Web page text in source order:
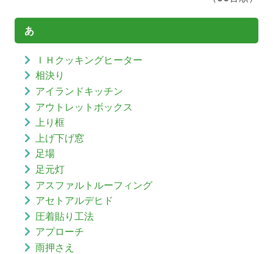
あ
ＩＨクッキングヒーター
相決り
アイランドキッチン
アウトレットボックス
上り框
上げ下げ窓
足場
足元灯
アスファルトルーフィング
アセトアルデヒド
圧着貼り工法
アプローチ
雨押さえ